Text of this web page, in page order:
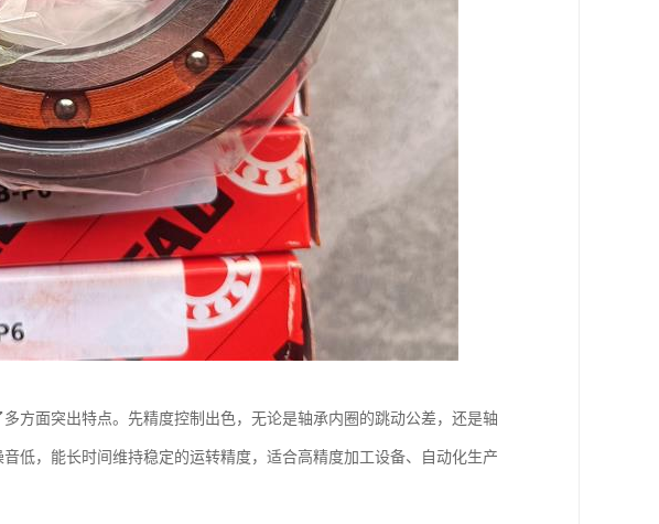
方面突出特点。先精度控制出色，无论是轴承内圈的跳动公差，还是轴
低，能长时间维持稳定的运转精度，适合高精度加工设备、自动化生产